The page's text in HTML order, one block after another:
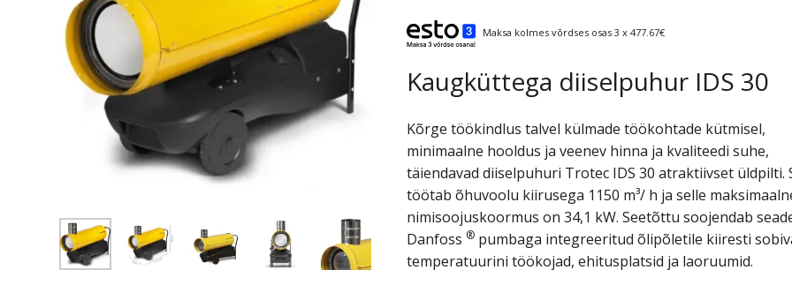
Maksa kolmes võrdses osas 3 x 477.67€
Kaugküttega diiselpuhur IDS 30
Kõrge töökindlus talvel külmade töökohtade kütmisel,
minimaalne hooldus ja veenev hinna ja kvaliteedi suhe,
täiendavad diiselpuhuri Trotec IDS 30 atraktiivset üldpilti.
töötab õhuvoolu kiirusega 1150 m³/ h ja selle
nimisoojuskoormus on 34,1 kW. Seetõttu soojendab
Danfoss ® pumbaga integreeritud õlipõletile kiiresti
temperatuurini töökojad, ehitusplatsid ja laoruumid.